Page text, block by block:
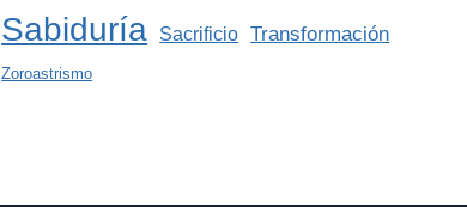
Sabiduría Sacrificio Transformación
Zoroastrismo